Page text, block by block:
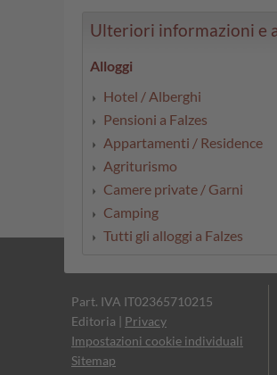
Ulteriori informazioni e
Alloggi
Hotel / Alberghi
Pensioni a Falzes
Appartamenti / Residence
Agriturismo
Camere private / Garni
Camping
Tutti gli alloggi a Falzes
Part. IVA IT02365710215
Editoria
Privacy
Impostazioni cookie individuali
Sitemap